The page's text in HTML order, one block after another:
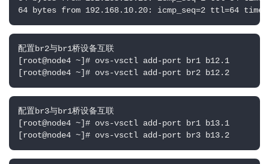
64 bytes from 192.168.10.20: icmp_seq=2 ttl=64
配置br2与br1桥设备互联
[root@node4 ~]# ovs-vsctl add-port br1 b12.1
[root@node4 ~]# ovs-vsctl add-port br2 b12.2
配置br3与br1桥设备互联
[root@node4 ~]# ovs-vsctl add-port br1 b13.1
[root@node4 ~]# ovs-vsctl add-port br3 b13.2